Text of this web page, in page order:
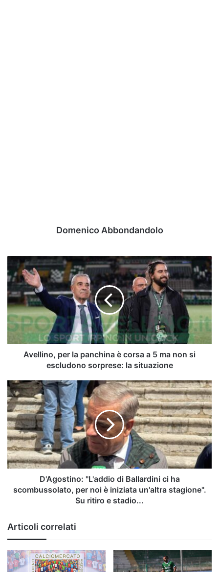
Domenico Abbondandolo
Avellino,
per
la
panchina
è
corsa
a
5
ma
sorprese:
la
situazione
Avellino, per la panchina è corsa a 5 ma non si
escludono sorprese: la situazione
D'Agostino:
"L'addio
di
Ballardini
ci
ha
scombussolato,
per
noi
iniziata
ritiro
e
stadio...
D'Agostino: "L'addio di Ballardini ci ha
scombussolato, per noi è iniziata un'altra stagione".
Su ritiro e stadio...
Articoli correlati